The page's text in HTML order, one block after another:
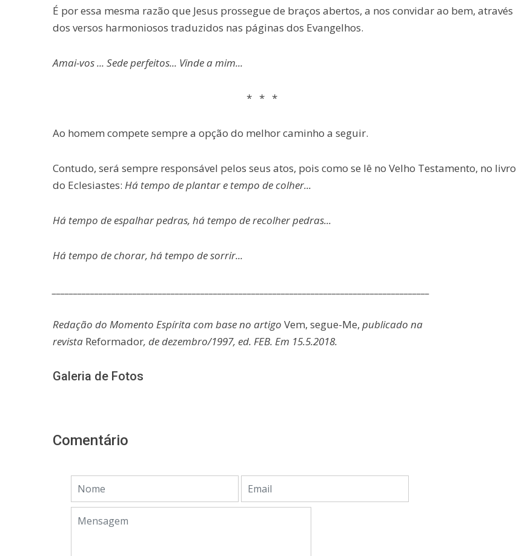
É por essa mesma razão que Jesus prossegue de braços abertos, a nos convidar ao bem, através
dos versos harmoniosos traduzidos nas páginas dos Evangelhos.
Amai-vos ... Sede perfeitos... Vinde a mim...
* * *
Ao homem compete sempre a opção do melhor caminho a seguir.
Contudo, será sempre responsável pelos seus atos, pois como se lê no Velho Testamento, no livro
do Eclesiastes: Há tempo de plantar e tempo de colher...
Há tempo de espalhar pedras, há tempo de recolher pedras...
Há tempo de chorar, há tempo de sorrir...
Redação do Momento Espírita com base no artigo Vem, segue-Me, publicado na
revista Reformador, de dezembro/1997, ed. FEB. Em 15.5.2018.
Galeria de Fotos
Comentário